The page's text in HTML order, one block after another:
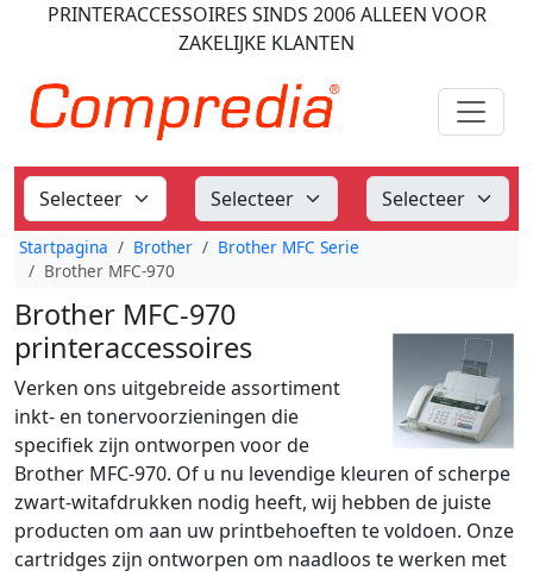
PRINTERACCESSOIRES SINDS 2006ALLEEN VOOR
ZAKELIJKE KLANTEN
Startpagina Brother
Brother MFC Serie
Brother MFC-970
Brother MFC-970
printeraccessoires
Verken ons uitgebreide assortiment
inkt- en tonervoorzieningen die
specifiek zijn ontworpen voor de
Brother MFC-970. Of u nu levendige kleuren of scherpe
zwart-witafdrukken nodig heeft, wij hebben de juiste
producten om aan uw printbehoeften te voldoen. Onze
cartridges zijn ontworpen om naadloos te werken met